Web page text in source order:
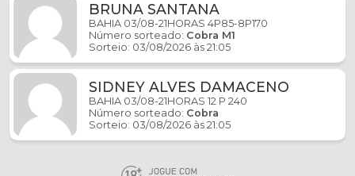
BRUNA SANTANA
BAHIA 03/08-21HORAS 4P85-8P170
Número sorteado: Cobra M1
Sorteio: 03/08/2026 às 21:05
SIDNEY ALVES DAMACENO
BAHIA 03/08-21HORAS 12 P 240
Número sorteado: Cobra
Sorteio: 03/08/2026 às 21:05